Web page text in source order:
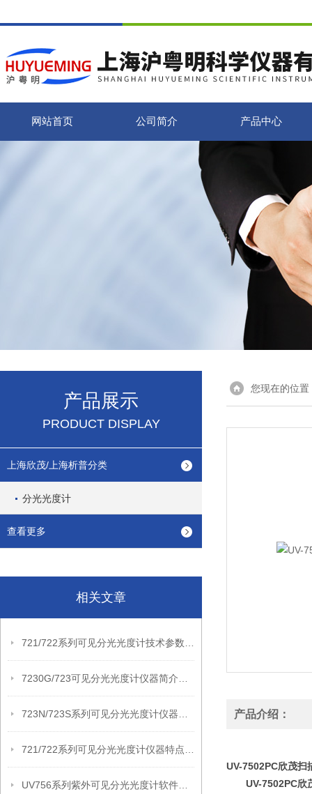
网站首页 公司简介 产品中心
产品展示
PRODUCT DISPLAY
上海欣茂/上海析普分类
分光光度计
查看更多
相关文章
您现在的位置
产品介绍：
UV-7502PC欣茂扫
UV-7502PC欣